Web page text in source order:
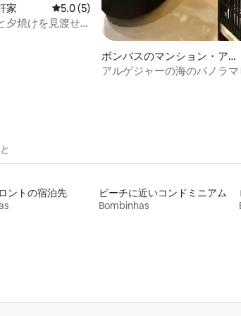
家 レビュー5件、5つ星中5.0つ星の平均評
5.0 (5)
夕焼けを見渡せ
ボンバスのマンション・アパ
ート
アルゲジャーの海のパノラ
ントの宿泊先
ビーチに近いコンドミニアム
Bombinhas